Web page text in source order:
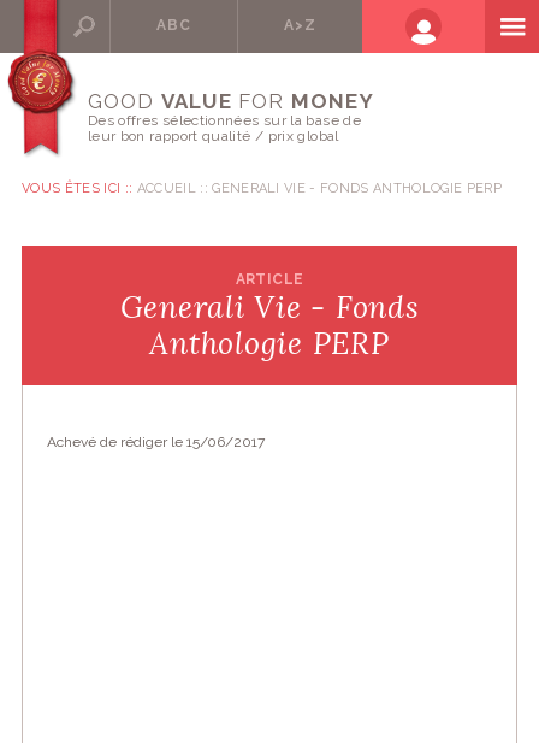
ABC A>Z
GOOD VALUE FOR MONEY
Des offres sélectionnées sur la base de
leur bon rapport qualité / prix global
VOUS ÊTES ICI :: ACCUEIL GENERALI VIE - FONDS ANTHOLOGIE PERP
ARTICLE
Generali Vie - Fonds
Anthologie PERP
Achevé de rédiger le 15/06/2017